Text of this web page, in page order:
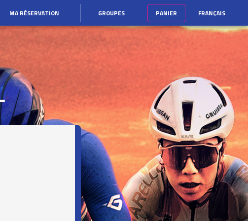
MA RÉSERVATION GROUPES PANIER FRANÇAIS